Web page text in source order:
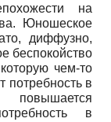
на
Юношеское
диффузно,
беспокойство
чем-то
потребность в
в